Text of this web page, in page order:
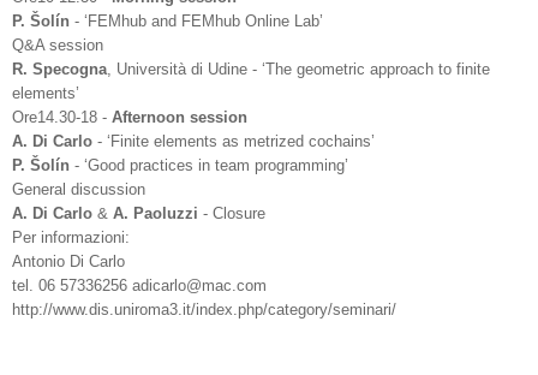
P. Šolín - ‘FEMhub and FEMhub Online Lab’
Q&A session
R. Specogna , Università di Udine - ‘The geometric approach to finite
elements’
Ore14.30-18 - Afternoon session
A. Di Carlo - ‘Finite elements as metrized cochains’
P. Šolín - ‘Good practices in team programming’
General discussion
A. Di Carlo & A. Paoluzzi - Closure
Per informazioni:
Antonio Di Carlo
tel. 06 57336256 adicarlo@mac.com
http://www.dis.uniroma3.it/index.php/category/seminari/